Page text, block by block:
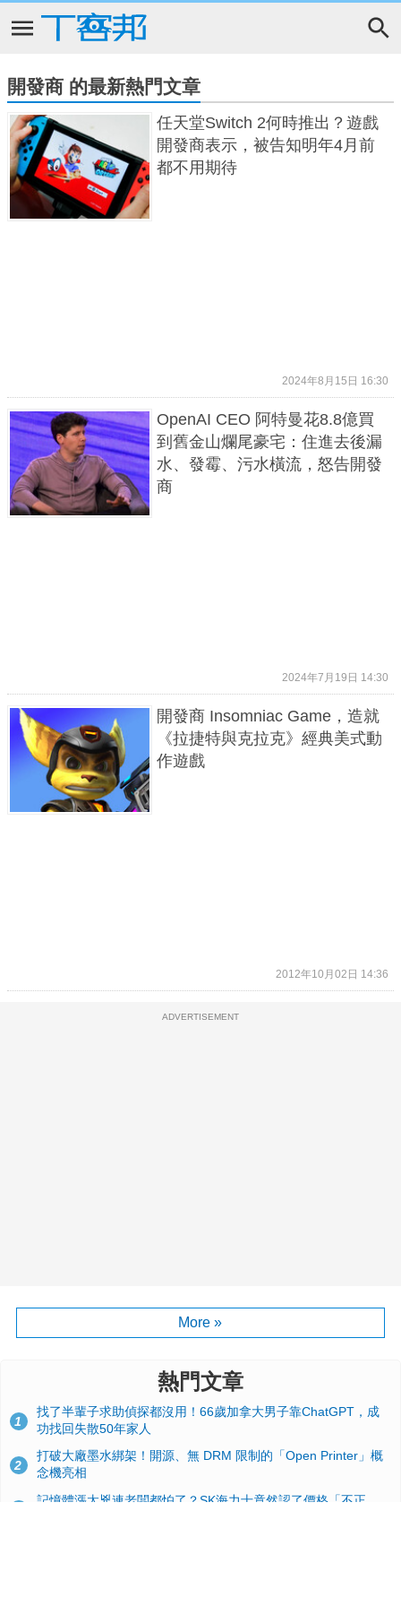
開發商 的最新熱門文章
任天堂Switch 2何時推出？遊戲
開發商表示，被告知明年4月前
都不用期待
2024年8月15日 16:30
OpenAI CEO 阿特曼花8.8億買
到舊金山爛尾豪宅：住進去後漏
水、發霉、污水橫流，怒告開發
商
2024年7月19日 14:30
開發商 Insomniac Game，造就
《拉捷特與克拉克》經典美式動
作遊戲
2012年10月02日 14:36
ADVERTISEMENT
More »
熱門文章
1
找了半輩子求助偵探都沒用！66歲加拿大男子靠ChatGPT，成
功找回失散50年家人
2
打破大廠墨水綁架！開源、無 DRM 限制的「Open Printer」概
念機亮相
記憶體漲太兇連老闆都怕了？SK海力士竟然認了價格「不正